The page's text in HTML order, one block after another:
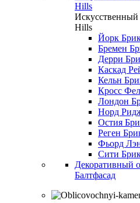
Hills
Hills
Йорк
Бремен
Дерри
Каскад
Кельн
Кросс
Лондон
Норд
Остия
Реген
Фьорд
Сити
Декоративный
Балтфасад